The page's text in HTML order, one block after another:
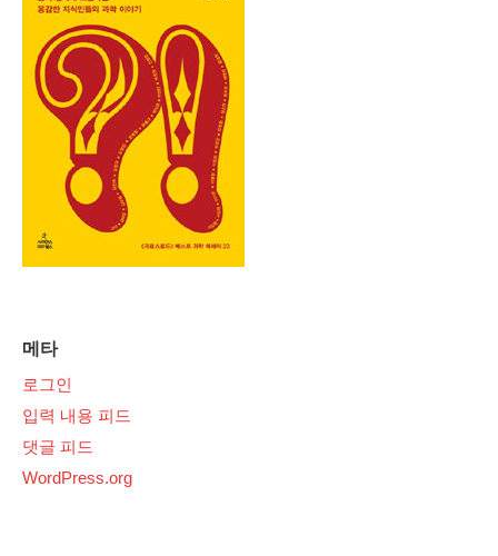
메타
로그인
입력 내용 피드
댓글 피드
WordPress.org